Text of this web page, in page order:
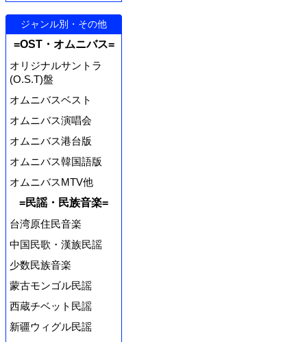
ジャンル別・その他
=OST・オムニバス=
オリジナルサントラ
(O.S.T)盤
オムニバスベスト
オムニバス演唱会
オムニバス港台版
オムニバス韓国語版
オムニバスMTV他
=民謡・民族音楽=
台湾原住民音楽
中国民歌・漢族民謡
少数民族音楽
蒙古モンゴル民謡
西蔵チベット民謡
新疆ウィグル民謡